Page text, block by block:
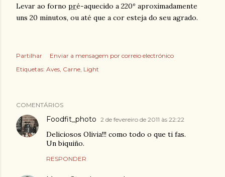
Levar ao forno pré-aquecido a 220º aproximadamente
uns 20 minutos, ou até que a cor esteja do seu agrado.
Partilhar
Enviar a mensagem por correio electrónico
Etiquetas: Aves Carne Light
COMENTÁRIOS
Foodfit_photo 2 de fevereiro de 2011 às 22:22
Deliciosos Olivia!!! como todo o que ti fas.
Un biquiño.
RESPONDER